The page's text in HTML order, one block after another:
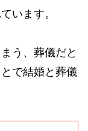
います。
う、葬儀だと
で結婚と葬儀